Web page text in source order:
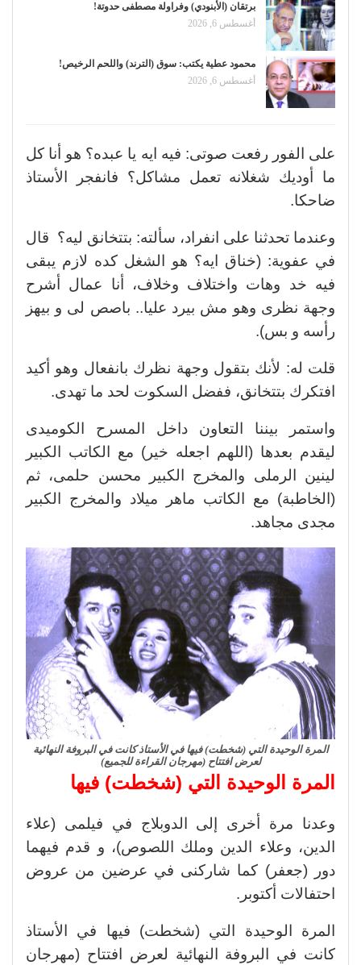
برتقان (الأبنودي) وفراولة مصطفى حدوتة!
أغسطس 6, 2026
محمود عطية يكتب: سوق (الترند) واللحم الرخيص!
أغسطس 6, 2026
على الفور رفعت صوتى: فيه ايه يا عبده؟ هو أنا كل
ما أوديك شغلانه تعمل مشاكل؟ فانفجر الأستاذ
ضاحكا.
وعندما تحدثنا على انفراد، سألته: بتتخانق ليه؟ قال
في عفوية: (خناق ايه؟ هو الشغل كده لازم يبقى
فيه خد وهات واختلاف وخلاف، أنا عمال أشرح
وجهة نظرى وهو مش بيرد عليا.. باصص لى و بيهز
رأسه و بس).
قلت له: لأنك بتقول وجهة نظرك بانفعال وهو أكيد
افتكرك بتتخانق، ففضل السكوت لحد ما تهدى.
واستمر بيننا التعاون داخل المسرح الكوميدى
ليقدم بعدها (اللهم اجعله خير) مع الكاتب الكبير
لينين الرملى والمخرج الكبير محسن حلمى، ثم
(الخاطبة) مع الكاتب ماهر ميلاد والمخرج الكبير
مجدى مجاهد.
المرة الوحيدة التي (شخطت) فيها في الأستاذ كانت في البروفة النهائية
لعرض افتتاح (مهرجان القراءة للجميع)
المرة الوحيدة التي (شخطت) فيها
وعدنا مرة أخرى إلى الدوبلاج في فيلمى (علاء
الدين، وعلاء الدين وملك اللصوص)، و قدم فيهما
دور (جعفر) كما شاركنى في عرضين من عروض
احتفالات أكتوبر.
المرة الوحيدة التي (شخطت) فيها في الأستاذ
كانت في البروفة النهائية لعرض افتتاح (مهرجان